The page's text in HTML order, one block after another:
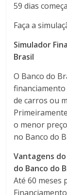
59 dias
Faça a
Simulador
Brasil
O Banco do
de carros ou
o menor
no Banco do
Vantagens
do Banco do
Até 60 meses